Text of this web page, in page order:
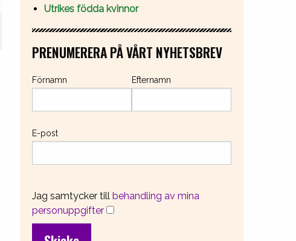
Utrikes födda kvinnor
PRENUMERERA PÅ VÅRT NYHETSBREV
Förnamn Efternamn
E-post
Jag samtycker till behandling av mina
personuppgifter